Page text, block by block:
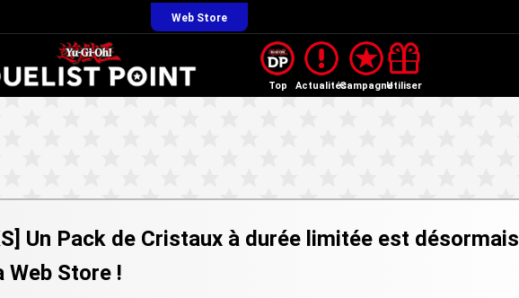
Web Store
Top ActualitésCampagneUtiliser
Un Pack de Cristaux à durée limitée est désormais
Web Store !